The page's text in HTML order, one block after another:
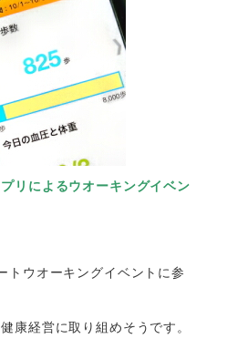
リによるウオーキングイベン
トウオーキングイベントに参
康経営に取り組めそうです。